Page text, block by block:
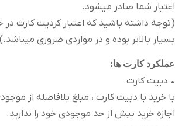
اعتبار شما صادر میشود.
(توجه داشته باشید که اعتبار کردیت کارت در
بسیار بالاتر بوده و در مواردی ضروری میباشد.)
عملکرد کارت ها:
• دبیت کارت
با خرید با دبیت کارت ، مبلغ بلافاصله از
اجازه خرید بیش از حد موجودی خود را ندارید.